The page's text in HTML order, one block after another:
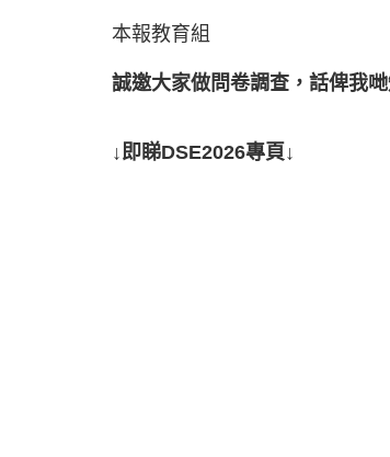
本報教育組
誠邀大家做問卷調查，話俾我
↓即睇DSE2026專頁↓